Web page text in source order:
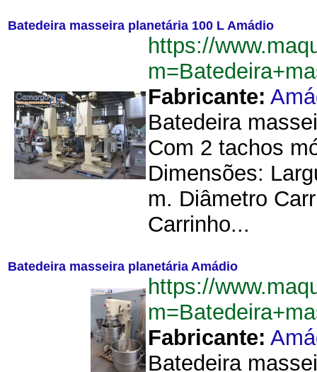
Batedeira masseira planetária 100 L Amádio
https://
Fabricante:
Batedeira
Com 2 tachos
Dimensões:
m. Diâmetro
Carrinho...
Batedeira masseira planetária Amádio
https://
Fabricante:
Batedeira